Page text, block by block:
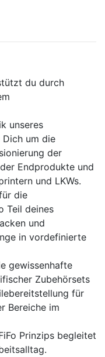
du durch
unseres
Dich um die
der
Endprodukte und
und LKWs.
die
Teil deines
und
in vordefinierte
gewissenhafte
Zubehörsets
für
Bereiche im
Prinzips begleitet